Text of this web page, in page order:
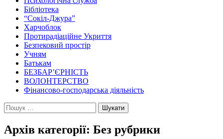
Бібліотека
“Сокіл-Джура”
Харчоблок
Протирадіаційне Укриття
Безпековий простір
Учням
Батькам
БЕЗБАР’ЄРНІСТЬ
ВОЛОНТЕРСТВО
Фінансово-господарська діяльність
Пошук:
Архів категорії: Без рубрики